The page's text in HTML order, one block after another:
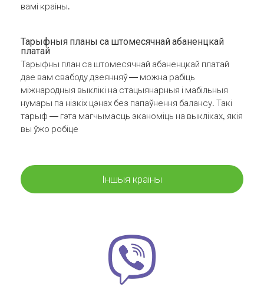
вамі краіны.
Тарыфныя планы са штомесячнай абаненцкай
платай
Тарыфны план са штомесячнай абаненцкай платай
дае вам свабоду дзеянняў — можна рабіць
міжнародныя выклікі на стацыянарныя і мабільныя
нумары па нізкіх цэнах без папаўнення балансу. Такі
тарыф — гэта магчымасць эканоміць на выкліках, якія
вы ўжо робіце
Іншыя краіны